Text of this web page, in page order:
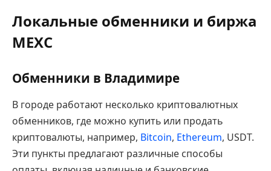
Локальные обменники и биржа
MEXC
Обменники в Владимире
В городе работают несколько криптовалютных
обменников, где можно купить или продать
криптовалюты, например, Bitcoin, Ethereum, USDT.
Эти пункты предлагают различные способы